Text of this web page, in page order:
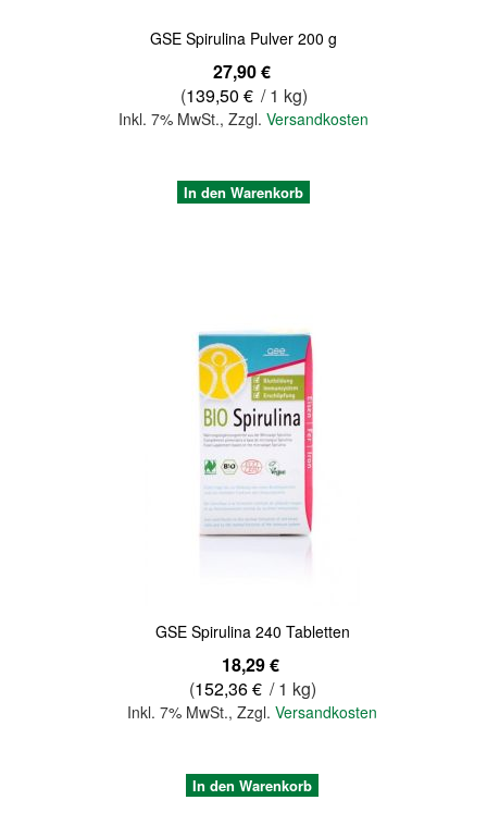
GSE Spirulina Pulver 200 g
27,90 €
(139,50 € / 1 kg)
Inkl. 7% MwSt., Zzgl. Versandkosten
In den Warenkorb
GSE Spirulina 240 Tabletten
18,29 €
(152,36 € / 1 kg)
Inkl. 7% MwSt.,Zzgl.Versandkosten
In den Warenkorb